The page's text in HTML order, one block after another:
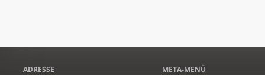
ADRESSE META-MENÜ